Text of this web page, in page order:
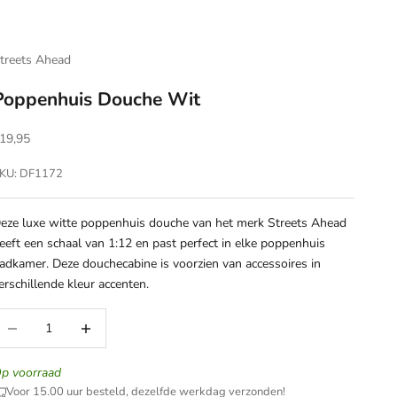
Ahead
Douche Wit
DF1172
luxe witte poppenhuis douche van het merk Streets Ahead
een schaal van 1:12 en past perfect in elke poppenhuis
Deze douchecabine is voorzien van accessoires in
kleur accenten.
voorraad
Voor 15.00 uur besteld, dezelfde werkdag verzonden!